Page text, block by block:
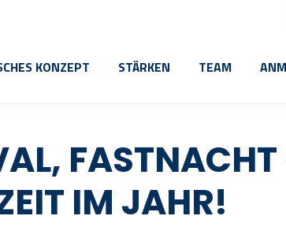
KONZEPT STÄRKEN TEAM
FASTNACHT
IM JAHR!